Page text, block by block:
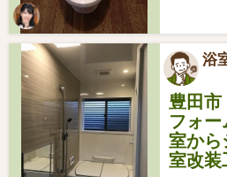
浴
豊田
フォ
室から
室改装